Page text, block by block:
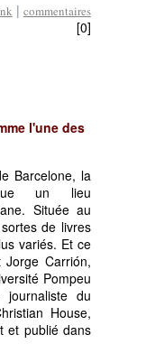
| commentaires
[0]
l'une des
Barcelone, la
un lieu
Située au
de livres
variés. Et ce
Jorge Carrión,
Pompeu
du
House,
et publié dans